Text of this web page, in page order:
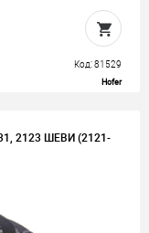
Код: 81529
Hofer
2123 ШЕВИ (2121-